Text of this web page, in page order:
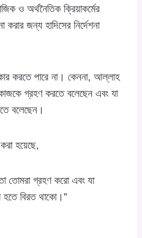
ও অর্থনৈতিক ক্রিয়াকর্মের
করার জন্য হাদিসের নির্দেশনা
করতে পারে না। কেননা, আল্লাহ
গ্রহণ করতে বলেছেন এবং যা
বলেছেন।
হয়েছে,
তোমরা গ্রহণ করো এবং যা
হতে বিরত থাকো।”